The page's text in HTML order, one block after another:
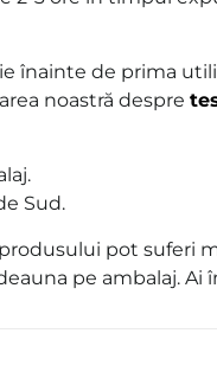
înainte de prima
noastră despre
Sud.
pot suferi
pe ambalaj. Ai